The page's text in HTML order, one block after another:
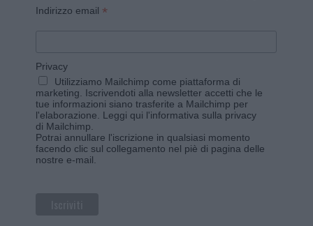
Indirizzo email *
Privacy
Utilizziamo Mailchimp come piattaforma di
marketing. Iscrivendoti alla newsletter accetti che le
tue informazioni siano trasferite a Mailchimp per
l'elaborazione. Leggi qui l'informativa sulla privacy
di Mailchimp
Potrai annullare l'iscrizione in qualsiasi momento
facendo clic sul collegamento nel piè di pagina delle
nostre e-mail.